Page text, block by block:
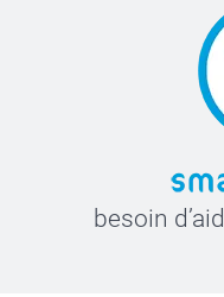
besoin